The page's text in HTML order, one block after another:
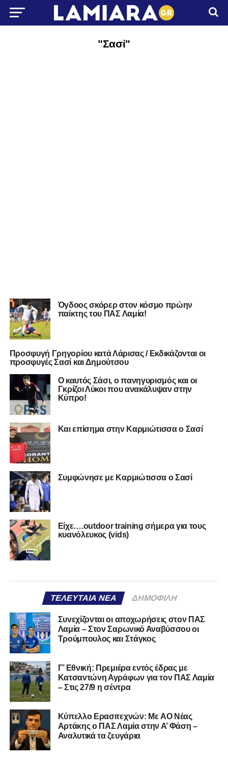
"Σασί"
Όγδοος σκόρερ στον κόσμο πρώην
παίκτης του ΠΑΣ Λαμία!
Προσφυγή Γρηγορίου κατά Λάρισας / Εκδικάζονται οι
προσφυγές Σασί και Δημούτσου
Ο καυτός Σάσι, ο πανηγυρισμός και οι
Γκρίζοι Λύκοι που ανακάλυψαν στην
Κύπρο!
Και επίσημα στην Καρμιώτισσα ο Σασί
Συμφώνησε με Καρμιώτισσα ο Σασί
Είχε….outdoor training σήμερα για τους
κυανόλευκος (vids)
ΤΕΛΕΥΤΑΊΑ ΝΈΑ ΔΗΜΟΦΙΛΉ
Συνεχίζονται οι αποχωρήσεις στον ΠΑΣ
Λαμία – Στον Σαρωνικό Αναβύσσου οι
Τρούμπουλος και Στάγκος
Γ’ Εθνική: Πρεμιέρα εντός έδρας με
Κατσαντώνη Αγράφων για τον ΠΑΣ Λαμία
– Στις 27/9 η σέντρα
Kύπελλο Ερασιτεχνών: Με AO Nέας
Αρτάκης ο ΠΑΣ Λαμία στην Α’ Φάση –
Αναλυτικά τα ζευγάρια